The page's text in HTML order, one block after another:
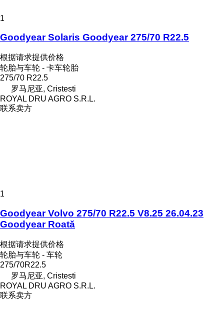
1
Goodyear Solaris Goodyear 275/70 R22.5
根据请求提供价格
轮胎与车轮 - 卡车轮胎
275/70 R22.5
罗马尼亚, Cristesti
ROYAL DRU AGRO S.R.L.
联系卖方
1
Goodyear Volvo 275/70 R22.5 V8.25 26.04.23
Goodyear Roată
根据请求提供价格
轮胎与车轮 - 车轮
275/70R22.5
罗马尼亚, Cristesti
ROYAL DRU AGRO S.R.L.
联系卖方